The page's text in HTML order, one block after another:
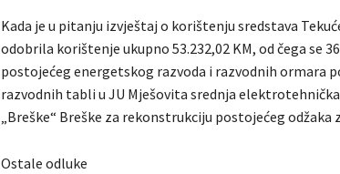
Kada je u pitanju izvještaj o korištenju sredstava
odobrila korištenje ukupno 53.232,02 KM, od čega se
postojećeg energetskog razvoda i razvodnih ormara
razvodnih tabli u JU Mješovita srednja elektrotehnička
„Breške“ Breške za rekonstrukciju postojećeg
Ostale odluke